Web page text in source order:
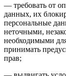
— требовать от
данных, их
персональные
неточными,
необходимыми
принимать
прав;